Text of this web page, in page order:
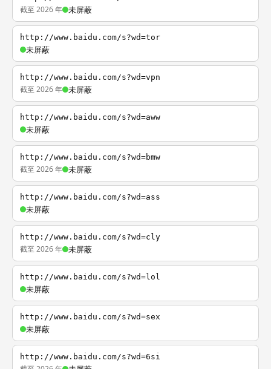
截至 2026 年 未屏蔽
http://www.baidu.com/s?wd=tor
未屏蔽
http://www.baidu.com/s?wd=vpn
截至 2026 年 未屏蔽
http://www.baidu.com/s?wd=aww
未屏蔽
http://www.baidu.com/s?wd=bmw
截至 2026 年 未屏蔽
http://www.baidu.com/s?wd=ass
未屏蔽
http://www.baidu.com/s?wd=cly
截至 2026 年 未屏蔽
http://www.baidu.com/s?wd=lol
未屏蔽
http://www.baidu.com/s?wd=sex
未屏蔽
http://www.baidu.com/s?wd=6si